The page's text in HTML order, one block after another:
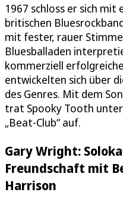
1967 schloss er sich mit
britischen
mit fester, rauer
Bluesballaden
kommerziell
entwickelten sich über
des Genres. Mit dem
trat Spooky Tooth
„Beat-Club“ auf.
Gary Wright:
Freundschaft mit
Harrison